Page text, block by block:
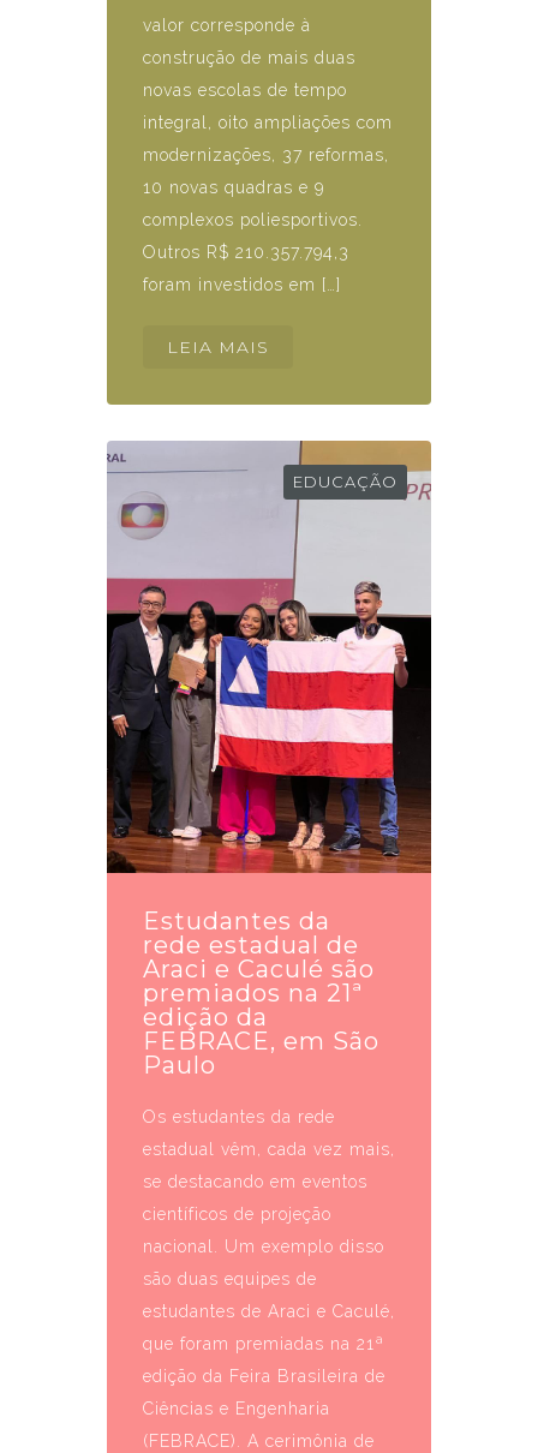
valor corresponde à
construção de mais duas
novas escolas de tempo
integral, oito ampliações com
modernizações, 37 reformas,
10 novas quadras e 9
complexos poliesportivos.
Outros R$ 210.357.794,3
foram investidos em […]
LEIA MAIS
EDUCAÇÃO
Estudantes da
rede estadual de
Araci e Caculé são
premiados na 21ª
edição da
FEBRACE, em São
Paulo
Os estudantes da rede
estadual vêm, cada vez mais,
se destacando em eventos
científicos de projeção
nacional. Um exemplo disso
são duas equipes de
estudantes de Araci e Caculé,
que foram premiadas na 21ª
edição da Feira Brasileira de
Ciências e Engenharia
(FEBRACE). A cerimônia de